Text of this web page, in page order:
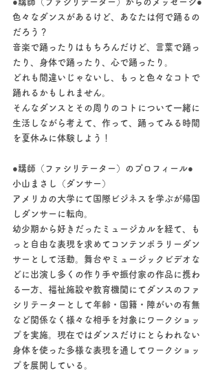
●講師（ファシリテーター）からのメッセージ●
色々なダンスがあるけど、あなたは何で踊るの
だろう？
音楽で踊ったりはもちろんだけど、言葉で踊っ
たり、身体で踊ったり、心で踊ったり。
どれも間違いじゃないし、もっと色々なコトで
踊れるかもしれません。
そんなダンスとその周りのコトについて一緒に
生活しながら考えて、作って、踊ってみる時間
を夏休みに体験しよう！
●講師（ファシリテーター）のプロフィール●
小山まさし（ダンサー）
アメリカの大学にて国際ビジネスを学ぶが帰国
しダンサーに転向。
幼少期から好きだったミュージカルを経て、も
っと自由な表現を求めてコンテンポラリーダン
サーとして活動。舞台やミュージックビデオな
どに出演し多くの作り手や振付家の作品に携わ
る一方、福祉施設や教育機関にてダンスのファ
シリテーターとして年齢・国籍・障がいの有無
など関係なく様々な相手を対象にワークショッ
プを実施。現在ではダンスだけにとらわれない
身体を使った多様な表現を通してワークショッ
プを展開している。